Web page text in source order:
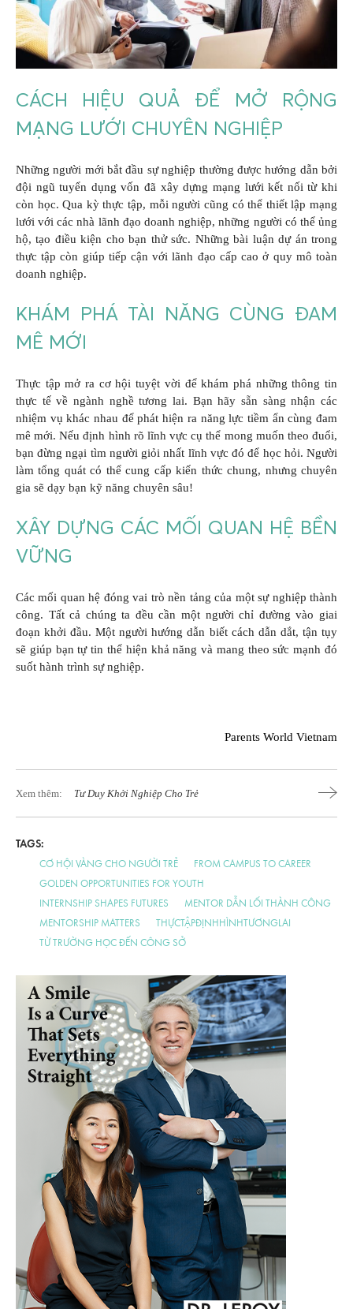
CÁCH HIỆU QUẢ ĐỂ MỞ RỘNG
MẠNG LƯỚI CHUYÊN NGHIỆP
Những người mới bắt đầu sự nghiệp thường được hướng dẫn bởi
đội ngũ tuyển dụng vốn đã xây dựng mạng lưới kết nối từ khi
còn học. Qua kỳ thực tập, mỗi người cũng có thể thiết lập mạng
lưới với các nhà lãnh đạo doanh nghiệp, những người có thể ủng
hộ, tạo điều kiện cho bạn thử sức. Những bài luận dự án trong
thực tập còn giúp tiếp cận với lãnh đạo cấp cao ở quy mô toàn
doanh nghiệp.
KHÁM PHÁ TÀI NĂNG CÙNG ĐAM
MÊ MỚI
Thực tập mở ra cơ hội tuyệt vời để khám phá những thông tin
thực tế về ngành nghề tương lai. Bạn hãy sẵn sàng nhận các
nhiệm vụ khác nhau để phát hiện ra năng lực tiềm ẩn cùng đam
mê mới. Nếu định hình rõ lĩnh vực cụ thể mong muốn theo đuổi,
bạn đừng ngại tìm người giỏi nhất lĩnh vực đó để học hỏi. Người
làm tổng quát có thể cung cấp kiến thức chung, nhưng chuyên
gia sẽ dạy bạn kỹ năng chuyên sâu!
XÂY DỰNG CÁC MỐI QUAN HỆ BỀN
VỮNG
Các mối quan hệ đóng vai trò nền tảng của một sự nghiệp thành
công. Tất cả chúng ta đều cần một người chỉ đường vào giai
đoạn khởi đầu. Một người hướng dẫn biết cách dẫn dắt, tận tụy
sẽ giúp bạn tự tin thể hiện khả năng và mang theo sức mạnh đó
suốt hành trình sự nghiệp.
Parents World Vietnam
Xem thêm: Tư Duy Khởi Nghiệp Cho Trẻ
TAGS:
CƠ HỘI VÀNG CHO NGƯỜI TRẺ
FROM CAMPUS TO CAREER
GOLDEN OPPORTUNITIES FOR YOUTH
INTERNSHIP SHAPES FUTURES
MENTOR DẪN LỐI THÀNH CÔNG
MENTORSHIP MATTERS
THỰCTẬPĐỊNHHÌNHTƯƠNGLAI
TỪ TRƯỜNG HỌC ĐẾN CÔNG SỞ